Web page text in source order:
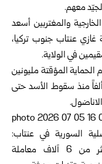
معهم.
الخارجية والمغتربين أسعد
عنتاب جنوب تركيا،
في الولاية.
الحماية المؤقتة مليونين
ألفاً، وذلك بعد عودة أكثر من 650 ألفاً منذ سقوط الأسد حتى